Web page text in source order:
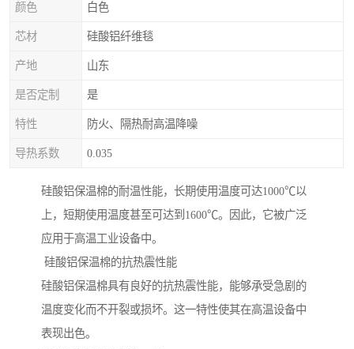
颜色 白色
芯材 硅酸铝纤维毯
产地 山东
是否定制 是
特性 防火、隔热耐高温降噪
导热系数 0.035
硅酸铝保温棉的耐温性能，长期使用温度可达1000℃以
上，短期使用温度甚至可达到1600℃。因此，它被广泛
应用于高温工业设备中。
硅酸铝保温棉的抗热震性能
硅酸铝保温棉具有良好的抗热震性能，能够承受急剧的
温度变化而不开裂或损坏。这一特性使其在高温设备中
表现出色。